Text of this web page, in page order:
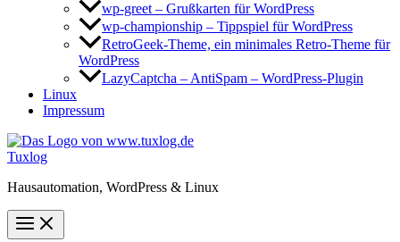
wp-greet – Grußkarten für WordPress
wp-championship – Tippspiel für WordPress
RetroGeek-Theme, ein minimales Retro-Theme für
WordPress
LazyCaptcha – AntiSpam – WordPress-Plugin
Linux
Impressum
Tuxlog
Hausautomation, WordPress & Linux